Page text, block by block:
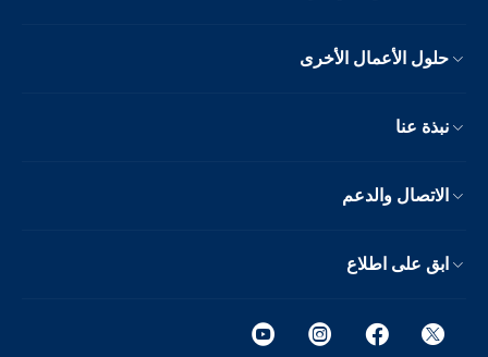
حلول الأعمال الأخرى
نبذة عنا
الاتصال والدعم
ابق على اطلاع